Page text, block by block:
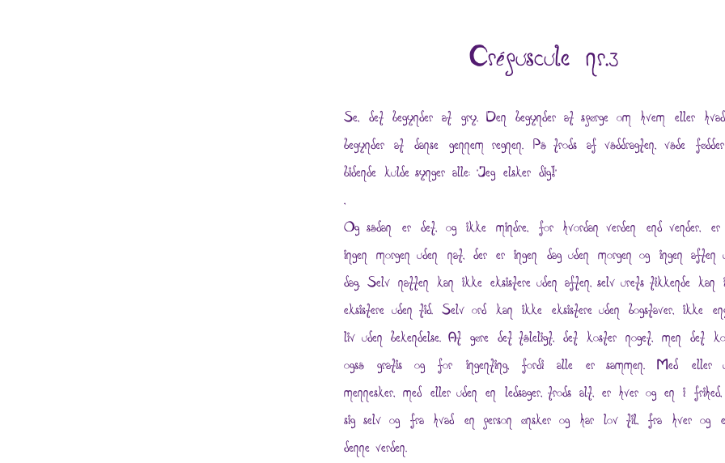
Crépuscule nr.3
Se, det begynder at gry. Den begynder at spørge om hvem eller
begynder at danse gennem regnen. På trods af våddragten, våde
bidende kulde synger alle: "Jeg elsker dig!"
,
Og sådan er det, og ikke mindre, for hvordan verden end vender, er
ingen morgen uden nat, der er ingen dag uden morgen og ingen aften
dag. Selv natten kan ikke eksistere uden aften, selv urets tikkende kan
eksistere uden tid. Selv ord kan ikke eksistere uden bogstaver, ikke
liv uden bekendelse. At gøre det tåleligt, det koster noget, men det
også gratis og for ingenting, fordi alle er sammen. Med eller
mennesker, med eller uden en ledsager, trods alt, er hver og en i
sig selv og fra hvad en person ønsker og har lov til, fra hver og
denne verden.